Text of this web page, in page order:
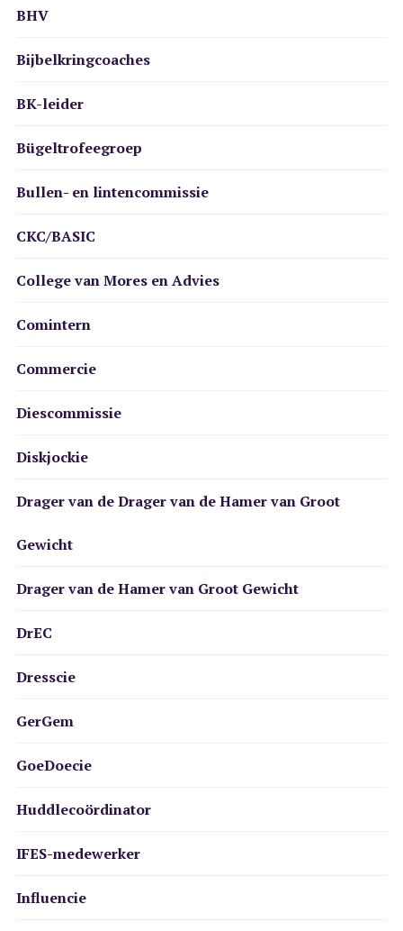
BHV
Bijbelkringcoaches
BK-leider
Bügeltrofeegroep
Bullen- en lintencommissie
CKC/BASIC
College van Mores en Advies
Comintern
Commercie
Diescommissie
Diskjockie
Drager van de Drager van de Hamer van Groot
Gewicht
Drager van de Hamer van Groot Gewicht
DrEC
Dresscie
GerGem
GoeDoecie
Huddlecoördinator
IFES-medewerker
Influencie